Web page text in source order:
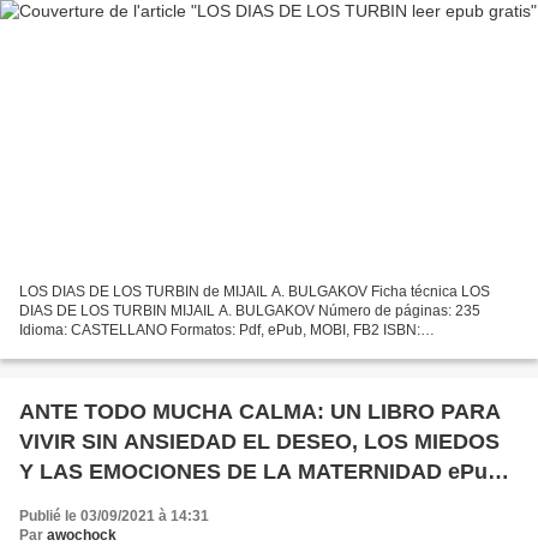
LOS DIAS DE LOS TURBIN de MIJAIL A. BULGAKOV Ficha técnica LOS
DIAS DE LOS TURBIN MIJAIL A. BULGAKOV Número de páginas: 235
Idioma: CASTELLANO Formatos: Pdf, ePub, MOBI, FB2 ISBN:
edición: 2002...
ANTE TODO MUCHA CALMA: UN LIBRO PARA
VIVIR SIN ANSIEDAD EL DESEO, LOS MIEDOS
Y LAS EMOCIONES DE LA MATERNIDAD ePub
gratis
Publié le 03/09/2021 à 14:31
Par awochock